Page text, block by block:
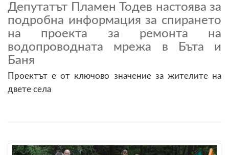
Депутатът Пламен Тодев настоява за
подробна информация за спирането
на проекта за ремонта на
водопроводната мрежа в Бъта и
Баня
Проектът е от ключово значение за жителите на
двете села